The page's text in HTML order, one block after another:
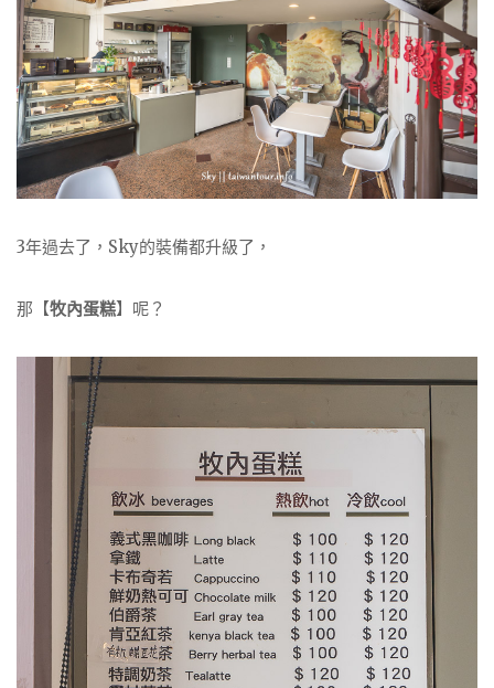
3年過去了，Sky的裝備都升級了，
那【牧內蛋糕】呢？